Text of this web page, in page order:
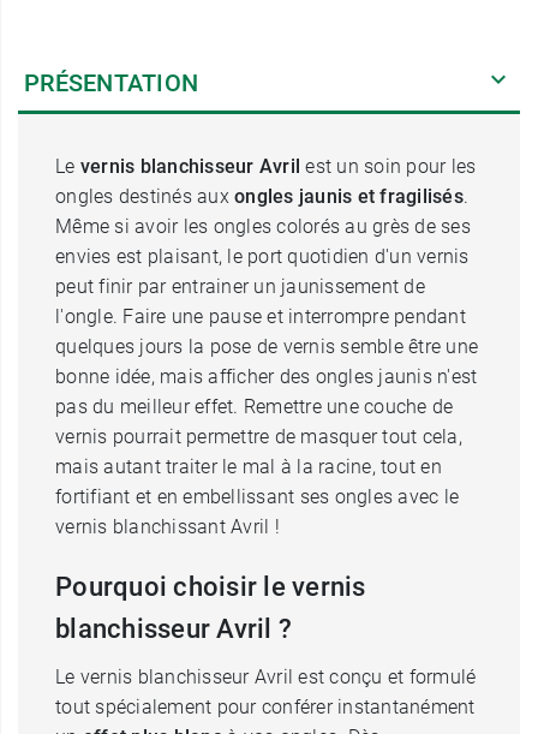
PRÉSENTATION
Le vernis blanchisseur Avrilest un soin pour les
ongles destinés aux ongles jaunis et fragilisés.
Même si avoir les ongles colorés au grès de ses
envies est plaisant, le port quotidien d'un vernis
peut finir par entrainer un jaunissement de
l'ongle. Faire une pause et interrompre pendant
quelques jours la pose de vernis semble être une
bonne idée, mais afficher des ongles jaunis n'est
pas du meilleur effet. Remettre une couche de
vernis pourrait permettre de masquer tout cela,
mais autant traiter le mal à la racine, tout en
fortifiant et en embellissant ses ongles avec le
vernis blanchissant Avril !
Pourquoi choisir le vernis
blanchisseur Avril ?
Le vernis blanchisseur Avril est conçu et formulé
tout spécialement pour conférer instantanément